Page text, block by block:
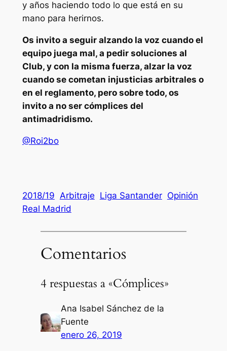
y años haciendo todo lo que está en su
mano para herirnos.
Os invito a seguir alzando la voz cuando el
equipo juega mal, a pedir soluciones al
Club, y con la misma fuerza, alzar la voz
cuando se cometan injusticias arbitrales o
en el reglamento, pero sobre todo, os
invito a no ser cómplices del
antimadridismo.
@Roi2bo
2018/19 Arbitraje Liga Santander Opinión
Real Madrid
Comentarios
4 respuestas a «Cómplices»
Ana Isabel Sánchez de la
Fuente
enero 26, 2019